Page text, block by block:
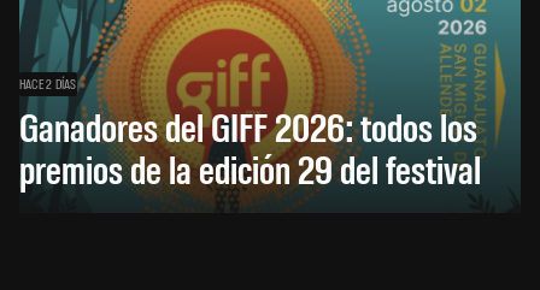
HACE 2 DÍAS
Ganadores del GIFF 2026: todos los
premios de la edición 29 del festival